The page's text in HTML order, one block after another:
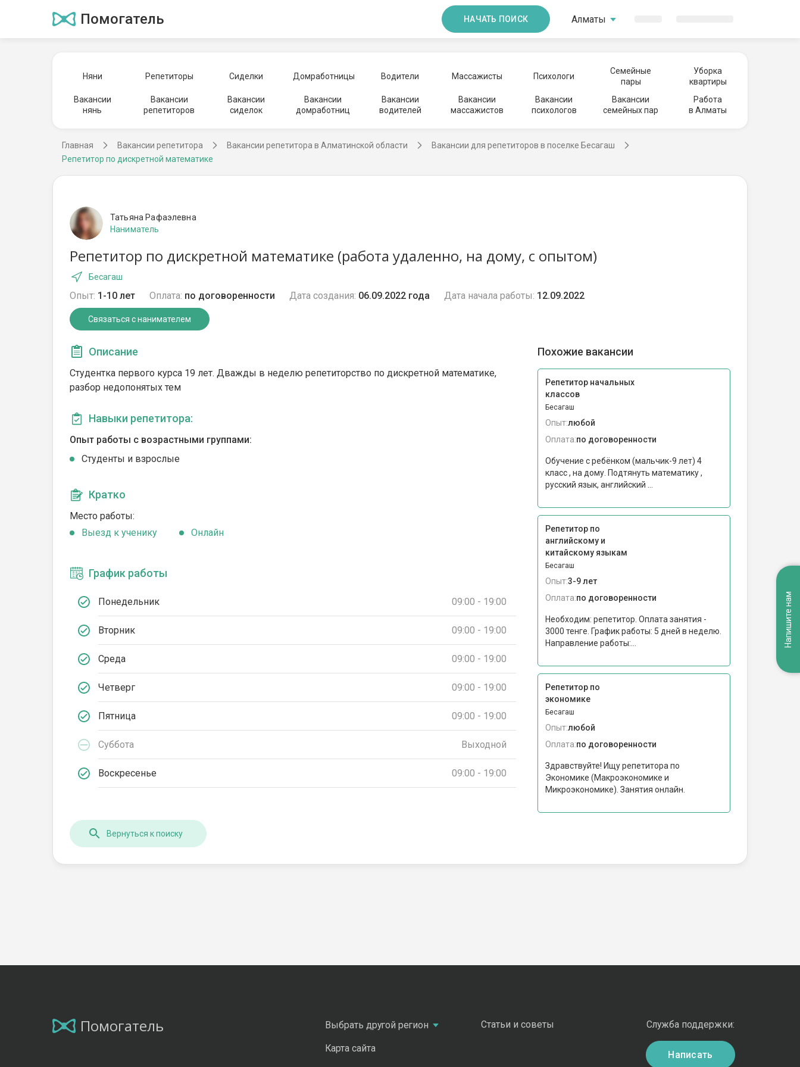
Помогатель НАЧАТЬ ПОИСК Алматы
Няни Репетиторы Сиделки Домработницы Водители Массажисты Психологи
Семейные
пары
Уборка
квартиры
Вакансии
нянь
Вакансии
репетиторов
Вакансии
сиделок
Вакансии
домработниц
Вакансии
водителей
Вакансии
массажистов
Вакансии
психологов
Вакансии
семейных пар
Работа
в Алматы
Главная Вакансии репетитора Вакансии репетитора в Алматинской области
Вакансии для репетиторов в поселке Бесагаш
Репетитор по дискретной математике
Татьяна Рафаэлевна
Наниматель
Репетитор по дискретной математике (работа удаленно, на дому, с опытом)
Бесагаш
Опыт: 1-10 лет Оплата: по договоренности Дата создания: 06.09.2022 года Дата начала работы: 12.09.2022
Связаться с нанимателем
Описание
Студентка первого курса 19 лет. Дважды в неделю репетиторство по дискретной математике,
разбор недопонятых тем
Навыки репетитора:
Опыт работы с возрастными группами:
Студенты и взрослые
Кратко
Место работы:
Выезд к ученику
Онлайн
График работы
Понедельник 09:00 - 19:00
Вторник 09:00 - 19:00
Среда 09:00 - 19:00
Четверг 09:00 - 19:00
Пятница 09:00 - 19:00
Суббота Выходной
Воскресенье 09:00 - 19:00
Похожие вакансии
Репетитор начальных
классов
Бесагаш
Опыт:любой
Оплата:по договоренности
Обучение с ребёнком (мальчик-9 лет) 4
класс , на дому. Подтянуть математику ,
русский язык, английский ...
Репетитор по
английскому и
китайскому языкам
Бесагаш
Опыт:3-9 лет
Оплата:по договоренности
Необходим: репетитор. Оплата занятия -
3000 тенге. График работы: 5 дней в неделю.
Направление работы:...
Репетитор по
экономике
Бесагаш
Опыт:любой
Оплата:по договоренности
Здравствуйте! Ищу репетитора по
Экономике (Макроэкономике и
Микроэкономике). Занятия онлайн.
Вернуться к поиску
Помогатель Выбрать другой регион
Карта сайта
Статьи и советы Служба поддержки:
Написать
Напишите нам